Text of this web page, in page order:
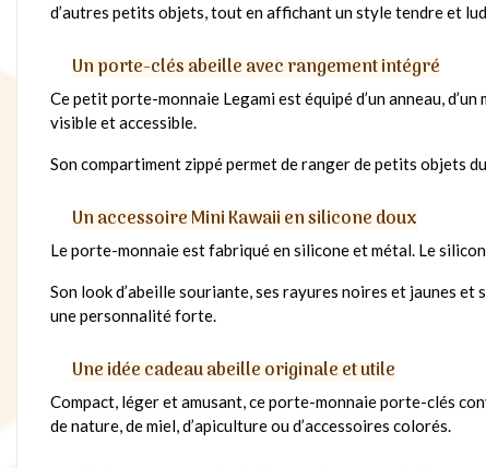
d’autres petits objets, tout en affichant un style tendre et
Un porte-clés abeille avec rangement intégré
Ce petit porte-monnaie Legami est équipé d’un anneau,
visible et accessible.
Son compartiment zippé permet de ranger de petits objets
Un accessoire Mini Kawaii en silicone doux
Le porte-monnaie est fabriqué en silicone et métal. Le
Son look d’abeille souriante, ses rayures noires et jaunes
une personnalité forte.
Une idée cadeau abeille originale et utile
Compact, léger et amusant, ce porte-monnaie porte-clés
de nature, de miel, d’apiculture ou d’accessoires colorés.